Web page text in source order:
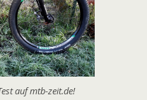
auf mtb-zeit.de!